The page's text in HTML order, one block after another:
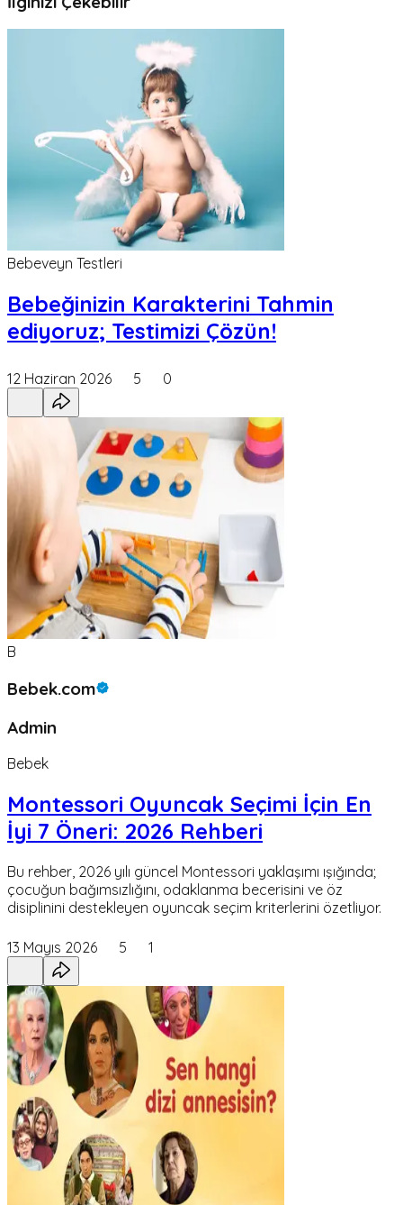
Bebeveyn Testleri
Bebeğinizin Karakterini Tahmin
ediyoruz; Testimizi Çözün!
12 Haziran 2026 5 0
B
Bebek.com
Admin
Bebek
Montessori Oyuncak Seçimi İçin En
İyi 7 Öneri: 2026 Rehberi
Bu rehber, 2026 yılı güncel Montessori yaklaşımı ışığında;
çocuğun bağımsızlığını, odaklanma becerisini ve öz
disiplinini destekleyen oyuncak seçim kriterlerini özetliyor.
13 Mayıs 2026 5 1